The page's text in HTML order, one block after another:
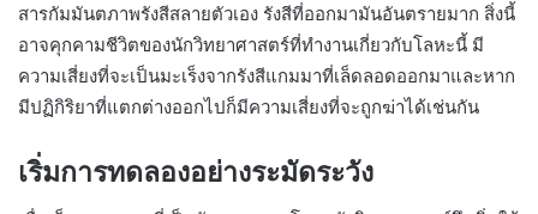
สารกัมมันตภาพรังสีสลายตัวเอง รังสีที่ออกมามันอันตรายมาก สิ่งนี้
อาจคุกคามชีวิตของนักวิทยาศาสตร์ที่ทำงานเกี่ยวกับโลหะนี้ มี
ความเสี่ยงที่จะเป็นมะเร็งจากรังสีแกมมาที่เล็ดลอดออกมาและหาก
มีปฏิกิริยาที่แตกต่างออกไปก็มีความเสี่ยงที่จะถูกฆ่าได้เช่นกัน
เริ่มการทดลองอย่างระมัดระวัง